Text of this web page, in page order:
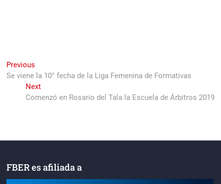
Navegación
de
entradas
Previous
post:
Se viene la 10° fecha de la Liga Femenina de Formativas
NextNext
post:
Comenzó en Rosario del Tala la Escuela de Árbitros 2019
FBER es afiliada a